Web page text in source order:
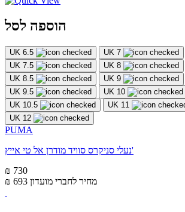
הוספה לסל
UK 6.5
UK 7
UK 7.5
UK 8
UK 8.5
UK 9
UK 9.5
UK 10
UK 10.5
UK 11
UK 12
PUMA
נעלי סניקרס סוויד מודרן אל טי אייץ'
₪ 730
₪ 693 מחיר לחברי מועדון